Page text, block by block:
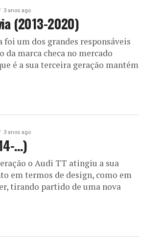
3 anos ago
(2013-2020)
foi um dos grandes responsáveis
da marca checa no mercado
é a sua terceira geração mantém
3 anos ago
…)
o Audi TT atingiu a sua
em termos de design, como em
tirando partido de uma nova